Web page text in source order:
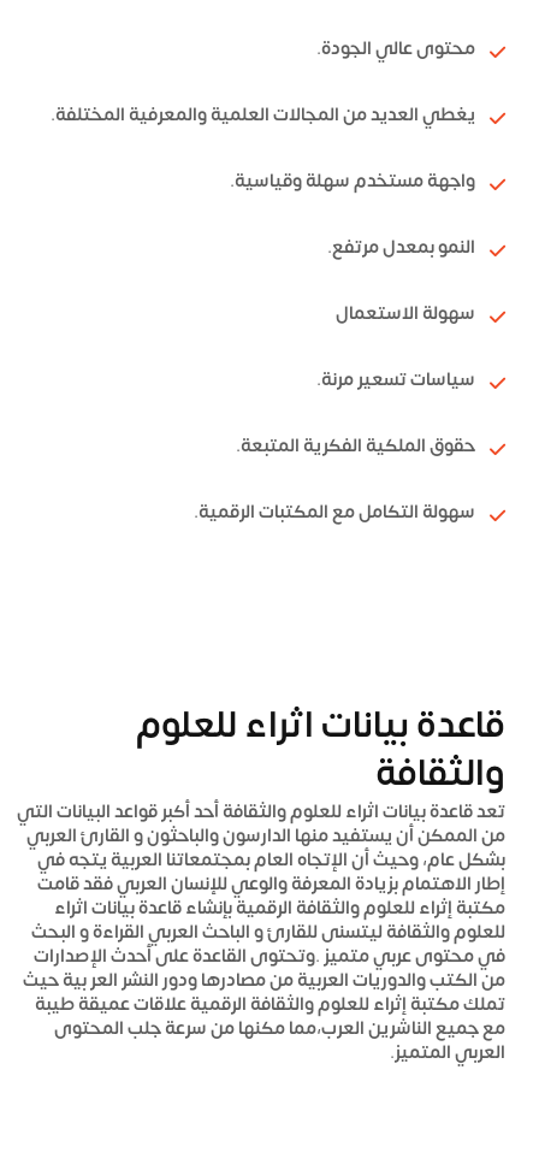
محتوى عالي الجودة.
يغطي العديد من المجالات العلمية والمعرفية المختلفة.
واجهة مستخدم سهلة وقياسية.
النمو بمعدل مرتفع.
سهولة الاستعمال
سياسات تسعير مرنة.
حقوق الملكية الفكرية المتبعة.
سهولة التكامل مع المكتبات الرقمية.
قاعدة بيانات اثراء للعلوم
والثقافة
تعد قاعدة بيانات اثراء للعلوم والثقافة أحد أكبر قواعد البيانات التي
من الممكن أن يستفيد منها الدارسون والباحثون و القارئ العربي
بشكل عام، وحيث أن الإتجاه العام بمجتمعاتنا العربية يتجه في
إطار الاهتمام بزيادة المعرفة والوعي للإنسان العربي فقد قامت
مكتبة إثراء للعلوم والثقافة الرقمية بإنشاء قاعدة بيانات اثراء
للعلوم والثقافة ليتسنى للقارئ و الباحث العربي القراءة و البحث
في محتوى عربي متميز .وتحتوى القاعدة على أحدث الإصدارات
من الكتب والدوريات العربية من مصادرها ودور النشر العر بية حيث
تملك مكتبة إثراء للعلوم والثقافة الرقمية علاقات عميقة طيبة
مع جميع الناشرين العرب،مما مكنها من سرعة جلب المحتوى
العربي المتميز.